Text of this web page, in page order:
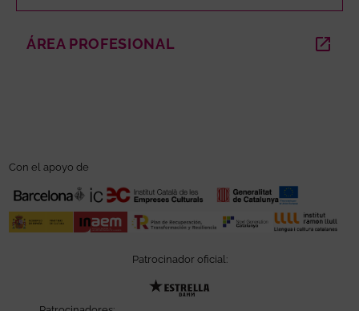
ÁREA PROFESIONAL ABRE EN NUEVA VENTANA
Con el apoyo de
Patrocinador oficial: